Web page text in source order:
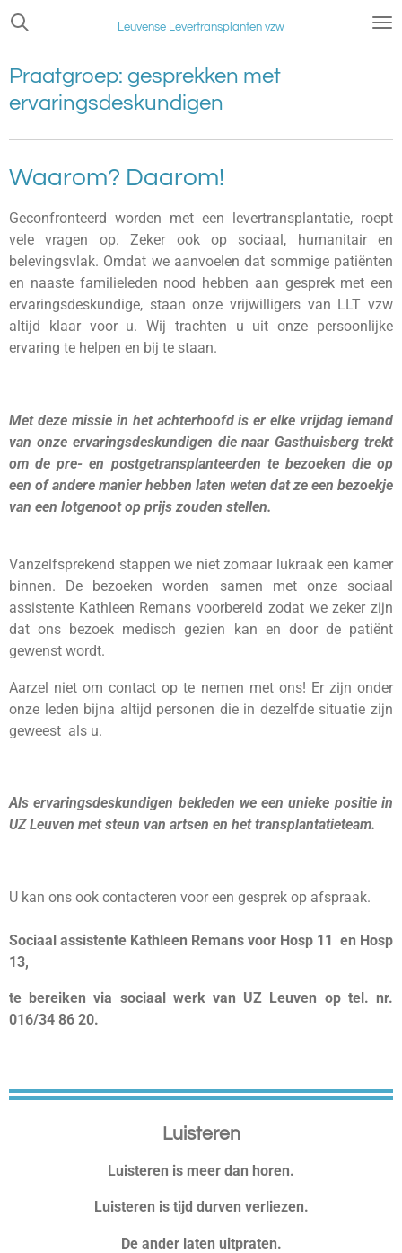
Ga
de
hoofdinhoud
Leuvense Levertransplanten vzw
Praatgroep: gesprekken met
ervaringsdeskundigen
Waarom? Daarom!
Geconfronteerd worden met een levertransplantatie, roept
vele vragen op. Zeker ook op sociaal, humanitair en
belevingsvlak. Omdat we aanvoelen dat sommige patiënten
en naaste familieleden nood hebben aan gesprek met een
ervaringsdeskundige, staan onze vrijwilligers van LLT vzw
altijd klaar voor u.Wij trachten u uit onze persoonlijke
ervaring te helpen en bij te staan.
Met deze missie in het achterhoofd is er elke vrijdag iemand
van onze ervaringsdeskundigen die naar Gasthuisberg trekt
om de pre- en postgetransplanteerden te bezoeken die op
een of andere manier hebben laten weten dat ze een bezoekje
van een lotgenoot op prijs zouden stellen.
Vanzelfsprekend stappen we niet zomaar lukraak een kamer
binnen. De bezoeken worden samen met onze sociaal
assistente Kathleen Remans voorbereid zodat we zeker zijn
dat ons bezoek medisch gezien kan en door de patiënt
gewenst wordt.
Aarzel niet om contact op te nemen met ons! Er zijn onder
onze leden bijna altijd personen die in dezelfde situatie zijn
geweest als u.
Als ervaringsdeskundigen bekleden we een unieke positie in
UZ Leuven met steun van artsen en het transplantatieteam.
U kan ons ook contacteren voor een gesprek op afspraak.
Sociaal assistente Kathleen Remans voor Hosp 11 en Hosp
13,
te bereiken via sociaal werk van UZ Leuven op tel. nr.
016/34 86 20.
Luisteren
Luisteren is meer dan horen.
Luisteren is tijd durven verliezen.
De ander laten uitpraten.